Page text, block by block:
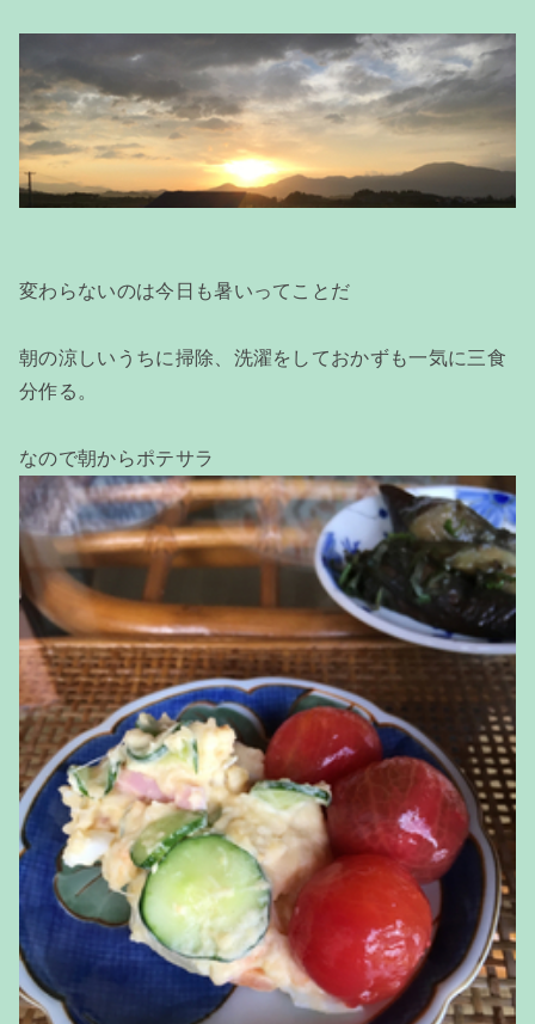
変わらないのは今日も暑いってことだ
朝の涼しいうちに掃除、洗濯をしておかずも一気に三食
分作る。
なので朝からポテサラ